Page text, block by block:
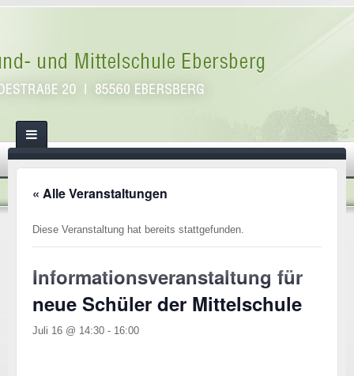
« Alle Veranstaltungen
Diese Veranstaltung hat bereits stattgefunden.
Informationsveranstaltung für
neue Schüler der Mittelschule
Juli 16 @ 14:30 - 16:00